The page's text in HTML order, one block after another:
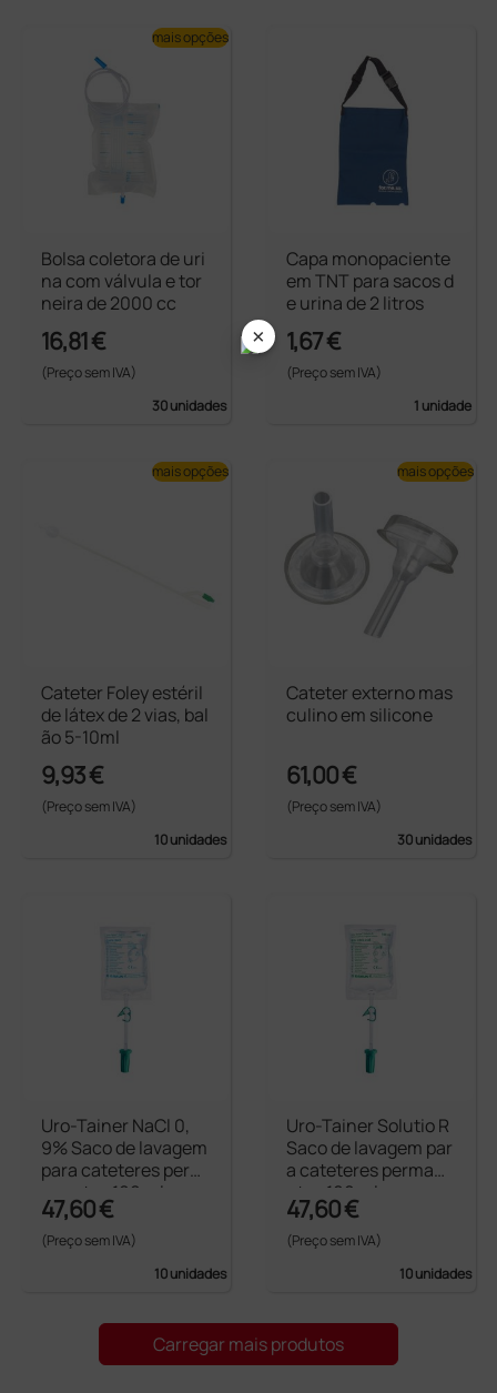
Bolsa coletora de uri
na com válvula e tor
neira de 2000 cc
16,81 €
(Preço sem IVA)
30 unidades
mais opções
Capa monopaciente
em TNT para sacos d
e urina de 2 litros
1,67 €
(Preço sem IVA)
1 unidade
Cateter Foley estéril
de látex de 2 vias, bal
ão 5-10ml
9,93 €
(Preço sem IVA)
10 unidades
mais opções
Cateter externo mas
culino em silicone
61,00 €
(Preço sem IVA)
30 unidades
mais opções
Uro-Tainer NaCl 0,
9% Saco de lavagem
para cateteres perm
anentes 100 ml
47,60 €
(Preço sem IVA)
10 unidades
Uro-Tainer Solutio R
Saco de lavagem par
a cateteres permane
ntes 100 ml
47,60 €
(Preço sem IVA)
10 unidades
Carregar mais produtos
×